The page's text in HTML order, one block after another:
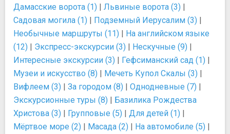
Дамасские ворота (1) | Львиные ворота (3) |
Садовая могила (1) | Подземный Иерусалим (3) |
Необычные маршруты (11) | На английском языке
(12) | Экспресс-экскурсии (3) | Нескучные (9) |
Интересные экскурсии (3) | Гефсиманский сад (1) |
Музеи и искусство (8) | Мечеть Купол Скалы (3) |
Вифлеем (3) | За городом (8) | Однодневные (7) |
Экскурсионные туры (8) | Базилика Рождества
Христова (3) | Групповые (5) | Для детей (1) |
Мёртвое море (2) | Масада (2) | На автомобиле (5) |